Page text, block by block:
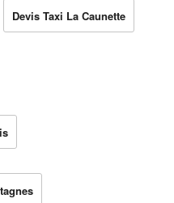
Devis Taxi La Caunette